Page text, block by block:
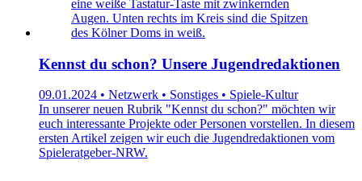
Kennst du schon? Unsere Jugendredaktionen
09.01.2024 • Netzwerk • Sonstiges • Spiele-Kultur
In unserer neuen Rubrik "Kennst du schon?" möchten wir
euch interessante Projekte oder Personen vorstellen. In diesem
ersten Artikel zeigen wir euch die Jugendredaktionen vom
Spieleratgeber-NRW.